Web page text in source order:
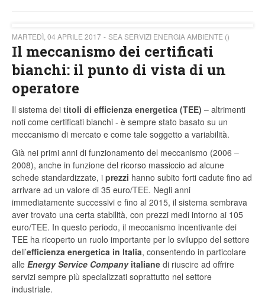
MARTEDÌ, 04 APRILE 2017 SEA SERVIZI ENERGIA AMBIENTE ()
Il meccanismo dei certificati
bianchi: il punto di vista di un
operatore
Il sistema dei titoli di efficienza energetica (TEE) – altrimenti
noti come certificati bianchi - è sempre stato basato su un
meccanismo di mercato e come tale soggetto a variabilità.
Già nei primi anni di funzionamento del meccanismo (2006 –
2008), anche in funzione del ricorso massiccio ad alcune
schede standardizzate, i prezzi hanno subito forti cadute fino ad
arrivare ad un valore di 35 euro/TEE. Negli anni
immediatamente successivi e fino al 2015, il sistema sembrava
aver trovato una certa stabilità, con prezzi medi intorno ai 105
euro/TEE. In questo periodo, il meccanismo incentivante dei
TEE ha ricoperto un ruolo importante per lo sviluppo del settore
dell’efficienza energetica in Italia, consentendo in particolare
alle Energy Service Company italiane di riuscire ad offrire
servizi sempre più specializzati soprattutto nel settore
industriale.